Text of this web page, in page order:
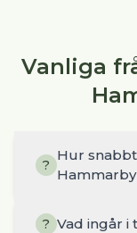
Vanliga
?
Hur
? Vad ingår i